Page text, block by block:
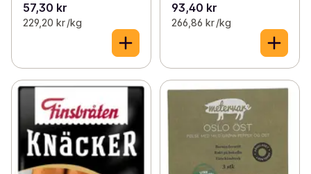
57,30 kr
229,20 kr /kg
93,40 kr
266,86 kr /kg